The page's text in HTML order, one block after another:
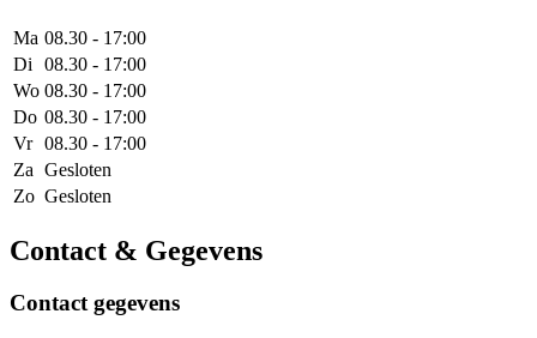
Ma 08.30 - 17:00
Di
08.30 - 17:00
Wo 08.30 - 17:00
Do 08.30 - 17:00
Vr 08.30 - 17:00
Za Gesloten
Zo Gesloten
Contact & Gegevens
Contact gegevens